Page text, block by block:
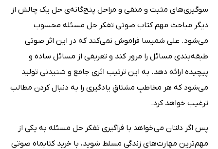
سوگیری‌های مثبت و منفی و مراحل پنج‌گانه‌ی حل یک چالش از
دیگر مباحث مهم کتاب صوتی تفکر حل مسئله محسوب
می‌شود. علی شمیسا فراموش نمی‌کند که در این اثر صوتی
طبقه‌بندی مسائل را مرور کند و تعریفی از مسائل ساده و
پیچیده ارائه دهد. به این ترتیب اثری جامع و شنیدنی تولید
می‌شود که هر مخاطبِ مشتاقِ یادگیری را به دنبال کردن مطالب
ترغیب خواهد کرد.
پس اگر دلتان می‌خواهد با فراگیری تفکر حل مسئله به یکی از
مهم‌ترین مهارت‌های زندگی مسلط شوید، با خرید کتابماه صوتی